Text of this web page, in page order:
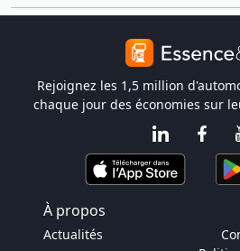
Rejoignez les 1,5 million
chaque jour des économies sur
À propos
Actualités